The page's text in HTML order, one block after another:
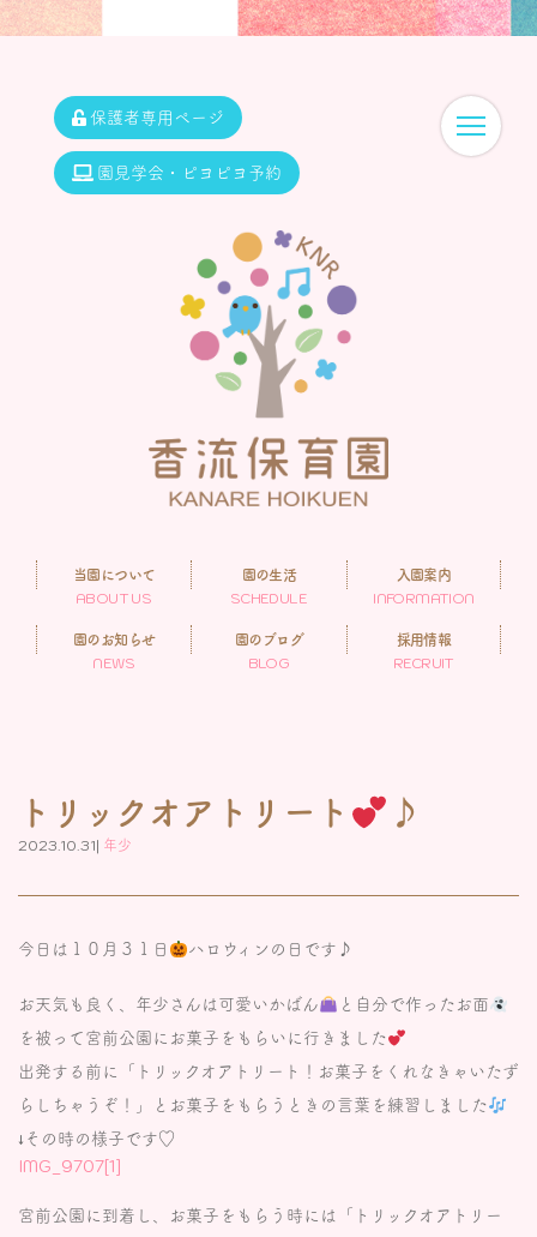
保護者専用ページ
園見学会・ピヨピヨ予約
当園について
ABOUT US
園の生活
SCHEDULE
入園案内
INFORMATION
園のお知らせ
NEWS
園のブログ
BLOG
採用情報
RECRUIT
トリックオアトリート ♪
2023.10.31| 年少
今日は１０月３１日 ハロウィンの日です♪
お天気も良く、年少さんは可愛いかばん
と自分で作ったお面
を被って宮前公園にお菓子をもらいに行きました
出発する前に「トリックオアトリート！お菓子をくれなきゃいたず
らしちゃうぞ！」とお菓子をもらうときの言葉を練習しました
↓その時の様子です♡
IMG_9707[1]
宮前公園に到着し、お菓子をもらう時には「トリックオアトリー